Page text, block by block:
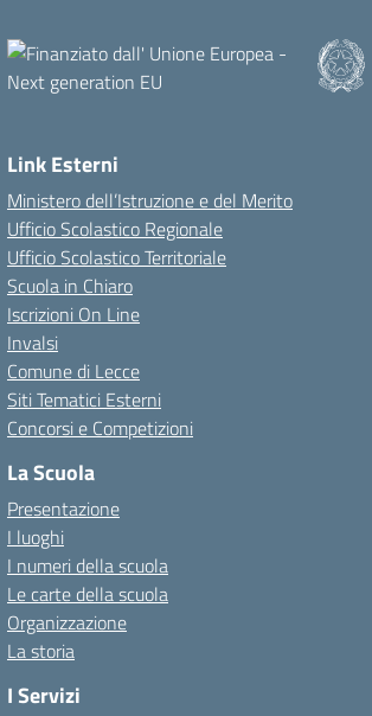
Link Esterni
Ministero dell’Istruzione e del Merito
Ufficio Scolastico Regionale
Ufficio Scolastico Territoriale
Scuola in Chiaro
Iscrizioni On Line
Invalsi
Comune di Lecce
Siti Tematici Esterni
Concorsi e Competizioni
La Scuola
Presentazione
I luoghi
I numeri della scuola
Le carte della scuola
Organizzazione
La storia
I Servizi